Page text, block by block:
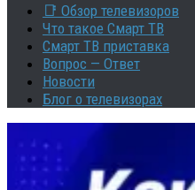
📑 Обзор телевизоров
Что такое Смарт ТВ
Смарт ТВ приставка
Вопрос — Ответ
Новости
Блог о телевизорах